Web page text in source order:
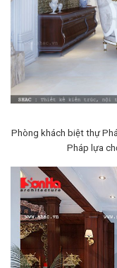
Phòng khách biệt thự
Pháp lựa